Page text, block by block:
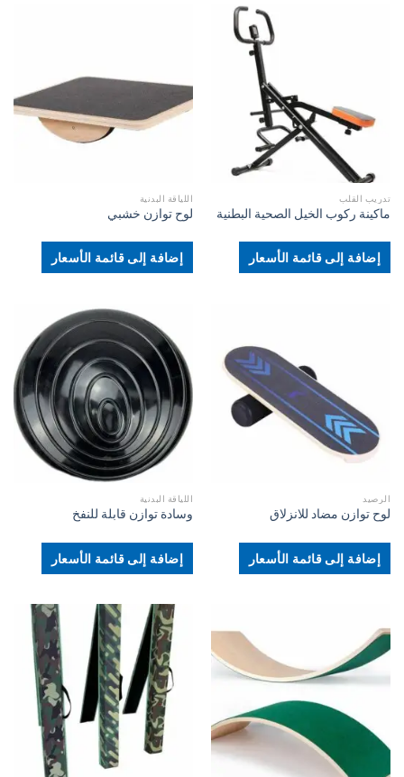
تدريب القلب
ماكينة ركوب الخيل الصحية البطنية
إضافة إلى قائمة الأسعار
اللياقة البدنية
لوح توازن خشبي
إضافة إلى قائمة الأسعار
الرصيد
لوح توازن مضاد للانزلاق
إضافة إلى قائمة الأسعار
اللياقة البدنية
وسادة توازن قابلة للنفخ
إضافة إلى قائمة الأسعار